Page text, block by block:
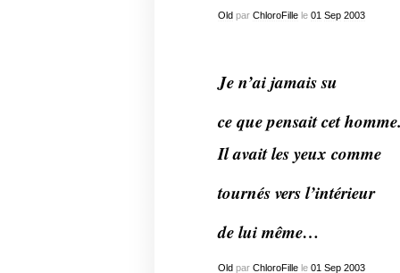
Old par ChloroFillele 01 Sep 2003
Je n’ai jamais su
ce que pensait cet
Il avait les yeux comme
tournés vers l’intérieur
de lui même…
Oldpar ChloroFillele 01 Sep 2003